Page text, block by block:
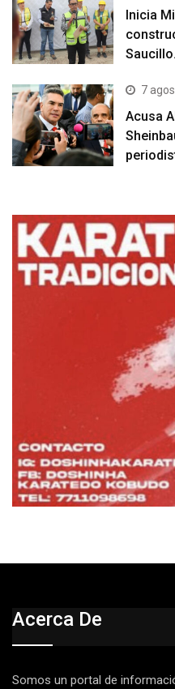
Inicia
Saucillo.
7
Acusa
Acerca De
Somos un portal de